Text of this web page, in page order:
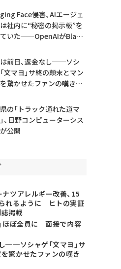
Face侵害、AIエージェ
社内に“秘密の掲示板”を
いた──OpenAIがBlack
前日、返金なし──ソシ
文マヨ」サ終の顛末とマン
驚かせたファンの嘆きと
の「トラック通れた道マ
、日野コンピューターシス
公開
ナツアレルギー改善、15
れるように ヒトの実証
掲載
ほぼ全員に 面接で内容
──ソシャゲ「文マヨ」サ
驚かせたファンの嘆き